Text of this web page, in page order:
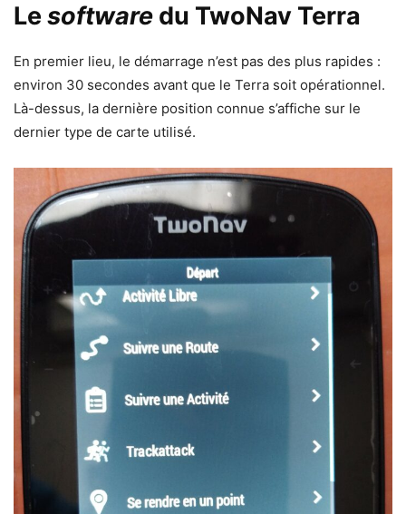
Le software du TwoNav Terra
En premier lieu, le démarrage n’est pas des plus rapides :
environ 30 secondes avant que le Terra soit opérationnel.
Là-dessus, la dernière position connue s’affiche sur le
dernier type de carte utilisé.